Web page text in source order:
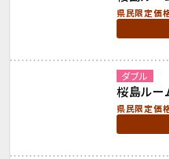
県民限定価
ダブル
桜島ル
県民限定価